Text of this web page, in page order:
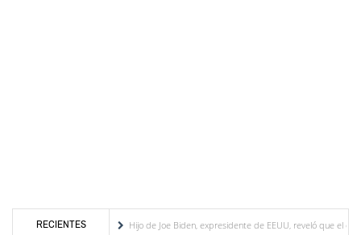
RECIENTES
Trujillo Herrera
Hijo de Joe Biden, expresidente de EEUU, reveló que el cáncer